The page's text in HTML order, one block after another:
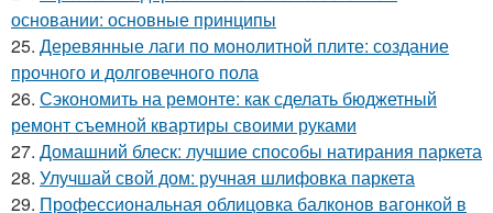
основании: основные принципы
25. Деревянные лаги по монолитной плите: создание
прочного и долговечного пола
26. Сэкономить на ремонте: как сделать бюджетный
ремонт съемной квартиры своими руками
27. Домашний блеск: лучшие способы натирания паркета
28. Улучшай свой дом: ручная шлифовка паркета
29. Профессиональная облицовка балконов вагонкой в